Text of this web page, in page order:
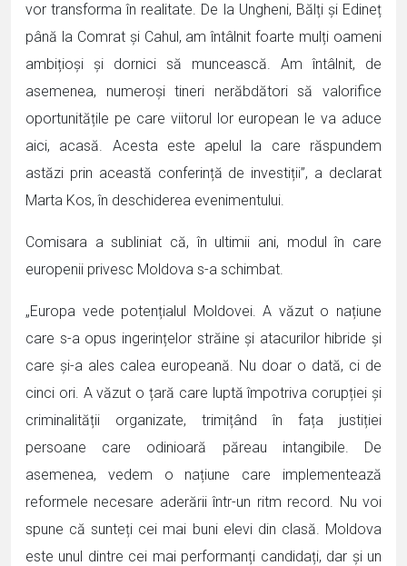
vor transforma în realitate. De la Ungheni, Bălți și Edineț
până la Comrat și Cahul, am întâlnit foarte mulți oameni
ambițioși și dornici să muncească. Am întâlnit, de
asemenea, numeroși tineri nerăbdători să valorifice
oportunitățile pe care viitorul lor european le va aduce
aici, acasă. Acesta este apelul la care răspundem
astăzi prin această conferință de investiții”, a declarat
Marta Kos, în deschiderea evenimentului.
Comisara a subliniat că, în ultimii ani, modul în care
europenii privesc Moldova s-a schimbat.
„Europa vede potențialul Moldovei. A văzut o națiune
care s-a opus ingerințelor străine și atacurilor hibride și
care și-a ales calea europeană. Nu doar o dată, ci de
cinci ori. A văzut o țară care luptă împotriva corupției și
criminalității organizate, trimițând în fața justiției
persoane care odinioară păreau intangibile. De
asemenea, vedem o națiune care implementează
reformele necesare aderării într-un ritm record. Nu voi
spune că sunteți cei mai buni elevi din clasă. Moldova
este unul dintre cei mai performanți candidați, dar și un